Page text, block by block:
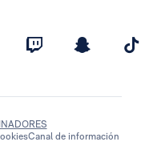
Canal de información